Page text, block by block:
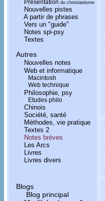
Présentation du christianisme
Nouvelles pistes
A partir de phrases
Vers un "guide"
Notes spi-psy
Textes
Autres
Nouvelles notes
Web et informatique
Macintosh
Web technique
Philosophie, psy
Etudes philo
Chinois
Société, santé
Méthodes, vie pratique
Textes 2
Notes brèves
Les Arcs
Livres
Livres divers
Blogs
Blog principal